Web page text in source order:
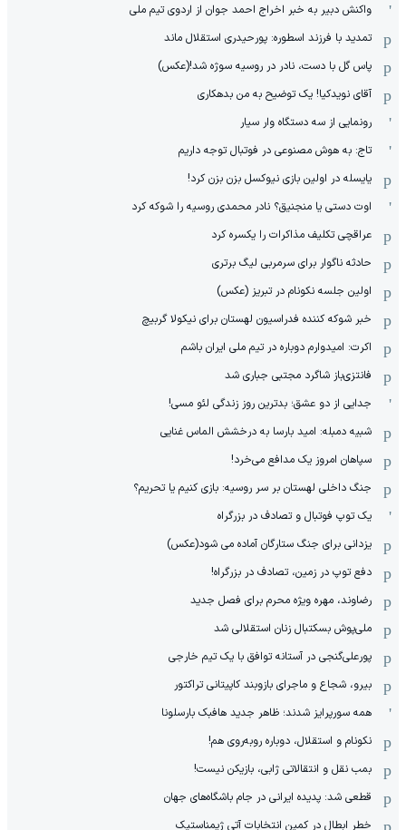
واکنش دبیر به خبر اخراج احمد جوان از اردوی تیم ملی
تمدید با فرزند اسطوره: پورحیدری استقلال ماند
پاس گل با دست، نادر در روسیه سوژه شد!(عکس)
آقای نویدکیا! یک توضیح به من بدهکاری
رونمایی از سه دستگاه وار سیار
تاج: به هوش مصنوعی در فوتبال توجه داریم
یایسله در اولین بازی نیوکسل بزن بزن کرد!
اوت دستی یا منجنیق؟ نادر محمدی روسیه را شوکه کرد
عراقچی تکلیف مذاکرات را یکسره کرد
حادثه ناگوار برای سرمربی لیگ برتری
اولین جلسه نکونام در تبریز (عکس)
خبر شوکه کننده فدراسیون لهستان برای نیکولا گربیچ
اکرت: امیدوارم دوباره در تیم ملی ایران باشم
فانتزی‌باز شاگرد مجتبی جباری شد
جدایی از دو عشق؛ بدترین روز زندگی لئو مسی!
شبیه دمبله: امید بارسا به درخشش الماس غنایی
سپاهان امروز یک مدافع می‌خرد!
جنگ داخلی لهستان بر سر روسیه: بازی کنیم یا تحریم؟
یک توپ فوتبال و تصادف در بزرگراه
یزدانی برای جنگ ستارگان آماده می شود(عکس)
دفع توپ در زمین، تصادف در بزرگراه!
رضاوند، مهره ویژه محرم برای فصل جدید
ملی‌پوش بسکتبال زنان استقلالی شد
پورعلی‌گنجی در آستانه توافق با یک تیم خارجی
بیرو، شجاع و ماجرای بازوبند کاپیتانی تراکتور
همه سورپرایز شدند؛ ظاهر جدید هافبک بارسلونا
نکونام و استقلال، دوباره روبه‌روی هم!
بمب نقل و انتقالاتی ژابی، بازیکن نیست!
قطعی شد: پدیده ایرانی در جام باشگاه‌های جهان
خطر ابطال در کمین انتخابات آتی ژیمناستیک